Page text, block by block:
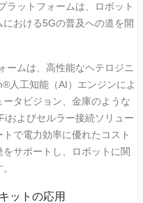
ラットフォームは、ロボット
おける5Gの普及への道を開
ームは、高性能なヘテロジニ
人工知能（AI）エンジンによ
タビジョン、金庫のような
およびセルラー接続ソリュー
で電力効率に優れたコスト
サポートし、ロボットに関
ットの応用